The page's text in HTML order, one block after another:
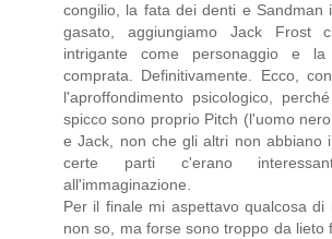
congilio, la fata dei denti e Sandman
gasato, aggiungiamo Jack Frost
intrigante come personaggio e
comprata. Definitivamente. Ecco,
l'aproffondimento psicologico,
spicco sono proprio Pitch (l'uomo
e Jack, non che gli altri non abbiano
certe parti c'erano
all'immaginazione.
Per il finale mi aspettavo qualcosa di
non so, ma forse sono troppo da lieto